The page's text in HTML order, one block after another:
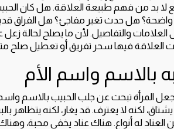
لا بد من فهم طبيعة العلاقة. هل كان
هل حدث تغير مفاجئ؟ هل الفراق قديم
والتفاصيل. لأن ما يصلح لحالة زعل
العلاقة فيها سحر تفريق أو تعطيل صلح
بالاسم واسم الأم
تجعل المرأة تبحث عن جلب الحبيب بالاسم
لكنه لا يعترف. قد يغار، لكنه يتظاهر
العناد له أنواع. هناك عناد يخفي محبة،